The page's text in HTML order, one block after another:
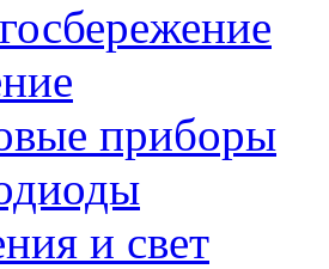
приборы
и свет